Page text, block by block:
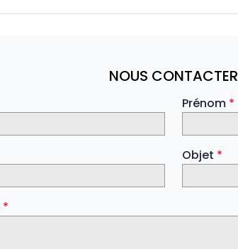
NOUS CONTACTER
Prénom *
Objet *
*